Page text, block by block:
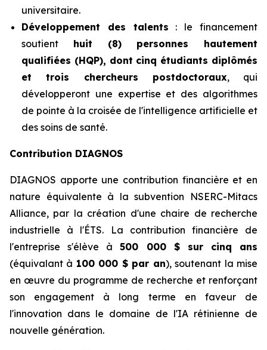
universitaire.
Développement des talents : le financement
soutient huit (8) personnes hautement
qualifiées (HQP), dont cinq étudiants diplômés
et trois chercheurs postdoctoraux, qui
développeront une expertise et des algorithmes
de pointe à la croisée de l'intelligence artificielle et
des soins de santé.
Contribution DIAGNOS
DIAGNOS apporte une contribution financière et en
nature équivalente à la subvention NSERC-Mitacs
Alliance, par la création d'une chaire de recherche
industrielle à l'ÉTS. La contribution financière de
l'entreprise s'élève à500 000 $ sur cinq ans
(équivalant à 100 000 $ par an), soutenant la mise
en œuvre du programme de recherche et renforçant
son engagement à long terme en faveur de
l'innovation dans le domaine de l'IA rétinienne de
nouvelle génération.